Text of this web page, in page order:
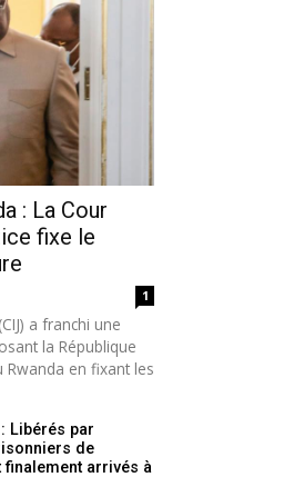
: La Cour
fixe le
1
a franchi une
la République
Rwanda en fixant les
Libérés par
de
finalement arrivés à